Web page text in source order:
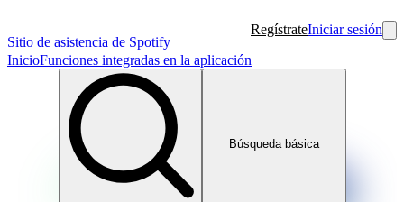
Sitio de asistencia de Spotify
RegístrateIniciar sesión
InicioFunciones integradas en la aplicación
Búsqueda básica